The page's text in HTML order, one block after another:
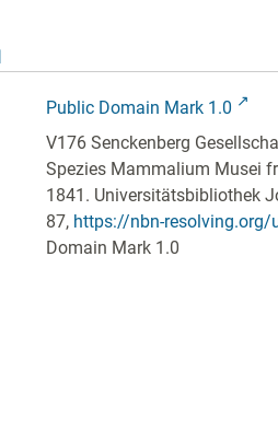
Public Domain Mark 1.0
V176 Senckenberg
Spezies Mammalium Musei
1841. Universitätsbibliothek
87, https://nbn-resolving.org/
Domain Mark 1.0